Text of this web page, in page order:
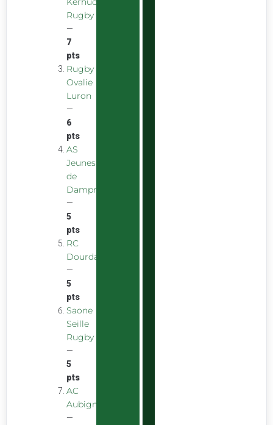
Rugby
—
7
pts
Rugby
Ovalie
Luron
—
6
pts
AS
Jeunes
de
Dampniat
—
5
pts
RC
Dourdan
—
5
pts
Saone
Seille
Rugby
—
5
pts
AC
Aubigny
—